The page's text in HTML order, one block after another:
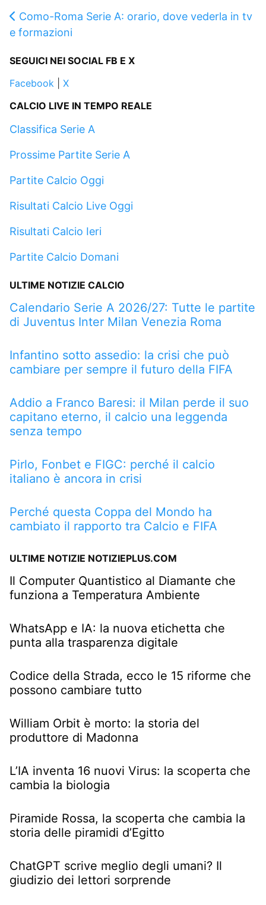
Como-Roma Serie A: orario, dove vederla in tv
e formazioni
SEGUICI NEI SOCIAL FB E X
Facebook
X
CALCIO LIVE IN TEMPO REALE
Classifica Serie A
Prossime Partite Serie A
Partite Calcio Oggi
Risultati Calcio Live Oggi
Risultati Calcio Ieri
Partite Calcio Domani
ULTIME NOTIZIE CALCIO
Calendario Serie A 2026/27: Tutte le partite
di Juventus Inter Milan Venezia Roma
Infantino sotto assedio: la crisi che può
cambiare per sempre il futuro della FIFA
Addio a Franco Baresi: il Milan perde il suo
capitano eterno, il calcio una leggenda
senza tempo
Pirlo, Fonbet e FIGC: perché il calcio
italiano è ancora in crisi
Perché questa Coppa del Mondo ha
cambiato il rapporto tra Calcio e FIFA
ULTIME NOTIZIE NOTIZIEPLUS.COM
Il Computer Quantistico al Diamante che
funziona a Temperatura Ambiente
WhatsApp e IA: la nuova etichetta che
punta alla trasparenza digitale
Codice della Strada, ecco le 15 riforme che
possono cambiare tutto
William Orbit è morto: la storia del
produttore di Madonna
L’IA inventa 16 nuovi Virus: la scoperta che
cambia la biologia
Piramide Rossa, la scoperta che cambia la
storia delle piramidi d’Egitto
ChatGPT scrive meglio degli umani? Il
giudizio dei lettori sorprende